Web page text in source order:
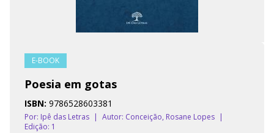
E-BOOK
Poesia em gotas
ISBN: 9786528603381
Por: Ipê das Letras | Autor: Conceição, Rosane Lopes |
Edição: 1